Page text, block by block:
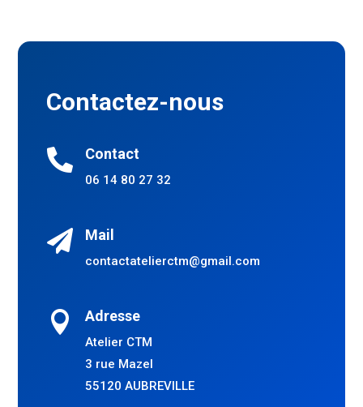
Contactez-nous
 Contact
06 14 80 27 32
 Mail
contactatelierctm@gmail.com
 Adresse
Atelier CTM
3 rue Mazel
55120 AUBREVILLE